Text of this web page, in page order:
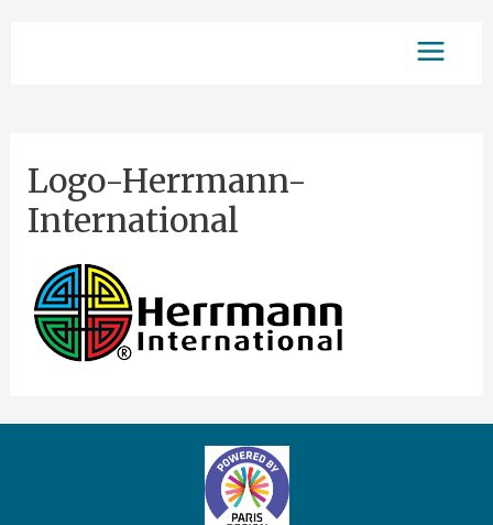
Logo-Herrmann-
International